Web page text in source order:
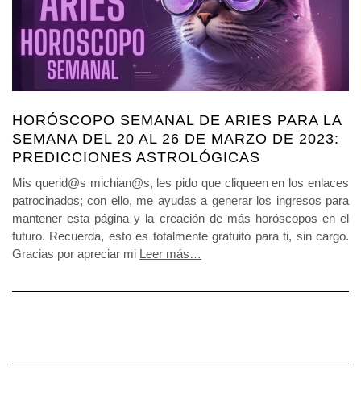
HORÓSCOPO SEMANAL DE ARIES PARA LA
SEMANA DEL 20 AL 26 DE MARZO DE 2023:
PREDICCIONES ASTROLÓGICAS
Mis querid@s michian@s, les pido que cliqueen en los enlaces
patrocinados; con ello, me ayudas a generar los ingresos para
mantener esta página y la creación de más horóscopos en el
futuro. Recuerda, esto es totalmente gratuito para ti, sin cargo.
Gracias por apreciar mi Leer más…